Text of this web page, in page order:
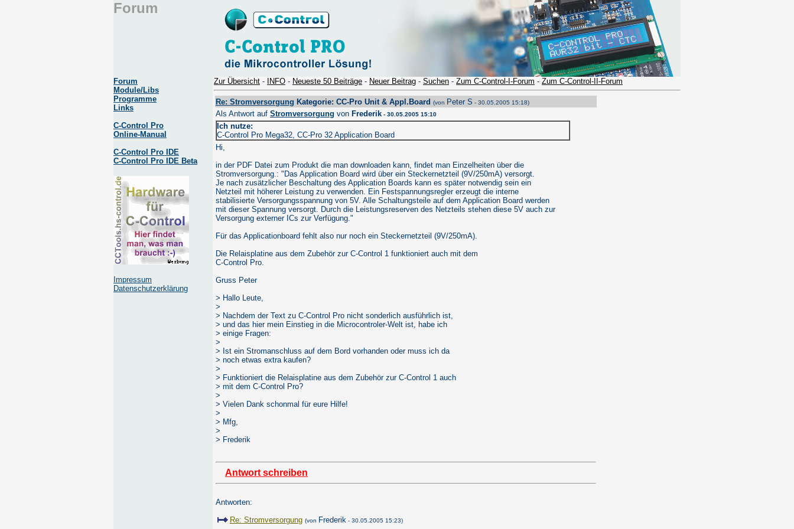
Forum
Forum
Module/Libs
Programme
Links
C-Control Pro
Online-Manual
C-Control Pro IDE
C-Control Pro IDE Beta
Impressum
Datenschutzerklärung
Zur Übersicht - INFO - Neueste 50 Beiträge - Neuer Beitrag - Suchen - Zum C-Control-I-Forum - Zum C-Control-II-Forum
Re: Stromversorgung Kategorie: CC-Pro Unit & Appl.Board (von Peter S - 30.05.2005 15:18)
Als Antwort auf Stromversorgung von Frederik - 30.05.2005 15:10
Ich nutze:
C-Control Pro Mega32, CC-Pro 32 Application Board
Hi,
in der PDF Datei zum Produkt die man downloaden kann, findet man Einzelheiten über die
Stromversorgung.: "Das Application Board wird über ein Steckernetzteil (9V/250mA) versorgt.
Je nach zusätzlicher Beschaltung des Application Boards kann es später notwendig sein ein
Netzteil mit höherer Leistung zu verwenden. Ein Festspannungsregler erzeugt die interne
stabilisierte Versorgungsspannung von 5V. Alle Schaltungsteile auf dem Application Board werden
mit dieser Spannung versorgt. Durch die Leistungsreserven des Netzteils stehen diese 5V auch zur
Versorgung externer ICs zur Verfügung."
Für das Applicationboard fehlt also nur noch ein Steckernetzteil (9V/250mA).
Die Relaisplatine aus dem Zubehör zur C-Control 1 funktioniert auch mit dem
C-Control Pro.
Gruss Peter
> Hallo Leute,
>
> Nachdem der Text zu C-Control Pro nicht sonderlich ausführlich ist,
> und das hier mein Einstieg in die Microcontroler-Welt ist, habe ich
> einige Fragen:
>
> Ist ein Stromanschluss auf dem Bord vorhanden oder muss ich da
> noch etwas extra kaufen?
>
> Funktioniert die Relaisplatine aus dem Zubehör zur C-Control 1 auch
> mit dem C-Control Pro?
>
> Vielen Dank schonmal für eure Hilfe!
>
> Mfg,
>
> Frederik
Antwort schreiben
Antworten:
Re: Stromversorgung (von Frederik - 30.05.2005 15:23)